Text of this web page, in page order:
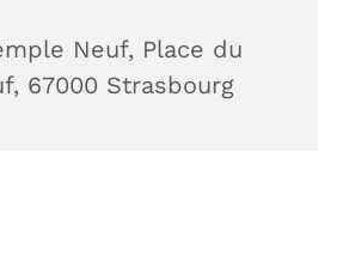
Neuf, Place du
67000 Strasbourg